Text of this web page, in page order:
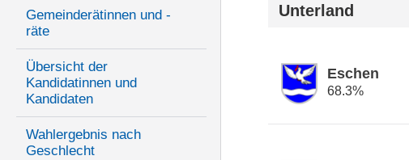
Gemeinderätinnen und -
räte
Übersicht der
Kandidatinnen und
Kandidaten
Wahlergebnis nach
Geschlecht
Unterland
Eschen
68.3%